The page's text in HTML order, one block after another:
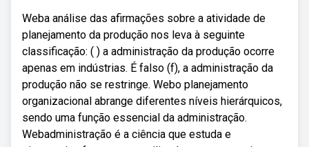
Weba análise das afirmações sobre a atividade de
planejamento da produção nos leva à seguinte
classificação: ( ) a administração da produção ocorre
apenas em indústrias. É falso (f), a administração da
produção não se restringe. Webo planejamento
organizacional abrange diferentes níveis hierárquicos,
sendo uma função essencial da administração.
Webadministração é a ciência que estuda e